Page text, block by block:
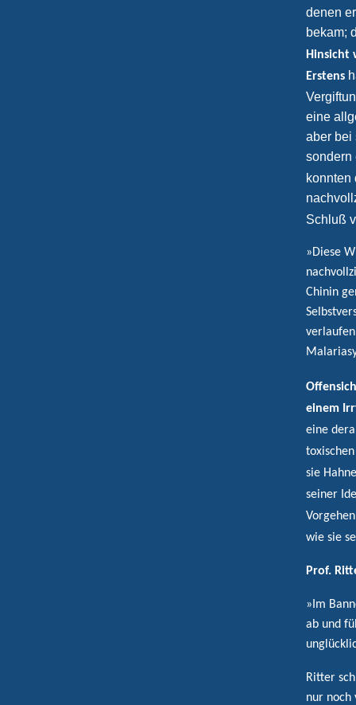
denen
bekam;
Hinsicht
Erstens
eine
aber bei
sondern
konnten
Schluß
»Diese
Chinin
einem
eine
sie
seiner
wie sie
Prof.
»Im
ab und
Ritter
nur noch